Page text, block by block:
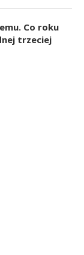
Co roku
trzeciej